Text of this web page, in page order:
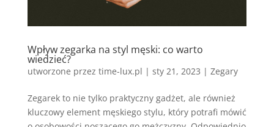
Wpływ zegarka na styl męski: co warto
wiedzieć?
utworzone przez time-lux.pl | sty 21, 2023 | Zegary
Zegarek to nie tylko praktyczny gadżet, ale również
kluczowy element męskiego stylu, który potrafi mówić